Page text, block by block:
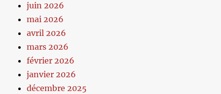
juin 2026
mai 2026
avril 2026
mars 2026
février 2026
janvier 2026
décembre 2025